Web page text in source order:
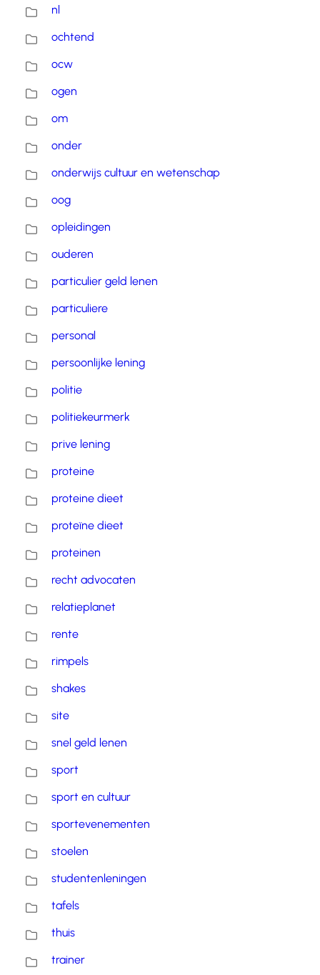
nl
ochtend
ocw
ogen
om
onder
onderwijs cultuur en wetenschap
oog
opleidingen
ouderen
particulier geld lenen
particuliere
personal
persoonlijke lening
politie
politiekeurmerk
prive lening
proteine
proteine dieet
proteïne dieet
proteinen
recht advocaten
relatieplanet
rente
rimpels
shakes
site
snel geld lenen
sport
sport en cultuur
sportevenementen
stoelen
studentenleningen
tafels
thuis
trainer